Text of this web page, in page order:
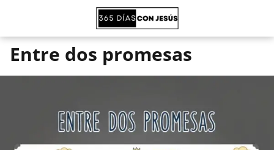
Entre dos promesas